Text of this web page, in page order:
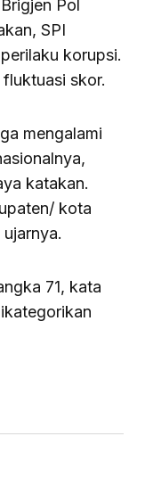
Pol
SPI
korupsi.
skor.
mengalami
katakan.
kota
71, kata